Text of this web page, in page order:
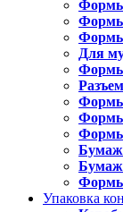
Формы
Формы
Для
Формы
Формы
Упаковка